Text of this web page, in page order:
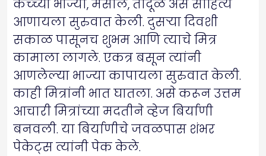
कच्च्या भाज्या, मसाले, तांदूळ असे साहित्य
आणायला सुरुवात केली. दुसऱ्या दिवशी
सकाळ पासूनच शुभम आणि त्याचे मित्र
कामाला लागले. एकत्र बसून त्यांनी
आणलेल्या भाज्या कापायला सुरुवात केली.
काही मित्रांनी भात घातला. असे करून उत्तम
आचारी मित्रांच्या मदतीने व्हेज बिर्याणी
बनवली. या बिर्याणीचे जवळपास शंभर
पेकेट्स त्यांनी पेक केले.